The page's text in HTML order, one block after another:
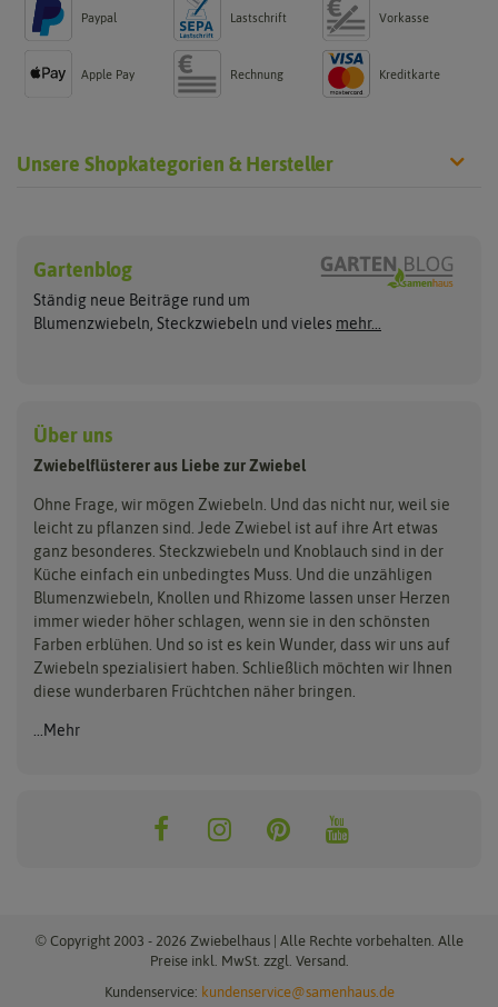
Paypal Lastschrift Vorkasse
Apple Pay Rechnung Kreditkarte
Unsere Shopkategorien & Hersteller
Gelbe Steckzwiebeln
Weiße Steckzwiebeln
Rote Steckzwiebeln
Steckzwiebelmischungen
Sommerblüher
Blumenzwiebelmischungen
Flortus
Dürr Samen
Quedlinburger Saatgut
Holland Park
ReinSaat
Kent & Stowe
Flora Elite
Samen Pfann
Flora Fantastica
Gartenblog
Ständig neue Beiträge rund um
Blumenzwiebeln, Steckzwiebeln und vieles mehr...
Über uns
Zwiebelflüsterer aus Liebe zur Zwiebel
Ohne Frage, wir mögen Zwiebeln. Und das nicht nur, weil sie
leicht zu pflanzen sind. Jede Zwiebel ist auf ihre Art etwas
ganz besonderes. Steckzwiebeln und Knoblauch sind in der
Küche einfach ein unbedingtes Muss. Und die unzähligen
Blumenzwiebeln, Knollen und Rhizome lassen unser Herzen
immer wieder höher schlagen, wenn sie in den schönsten
Farben erblühen. Und so ist es kein Wunder, dass wir uns auf
Zwiebeln spezialisiert haben. Schließlich möchten wir Ihnen
diese wunderbaren Früchtchen näher bringen.
...Mehr
© Copyright 2003 - 2026 Zwiebelhaus | Alle Rechte vorbehalten. Alle
Preise inkl. MwSt. zzgl. Versand.
Kundenservice: kundenservice@samenhaus.de